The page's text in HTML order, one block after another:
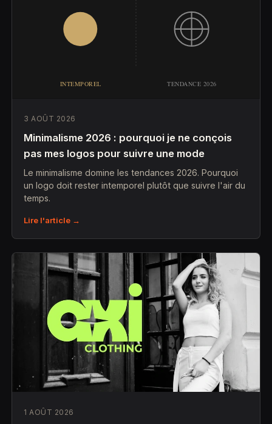
3 AOÛT 2026
Minimalisme 2026 : pourquoi je ne conçois
pas mes logos pour suivre une mode
Le minimalisme domine les tendances 2026. Pourquoi
un logo doit rester intemporel plutôt que suivre l'air du
temps.
Lire l'article →
1 AOÛT 2026